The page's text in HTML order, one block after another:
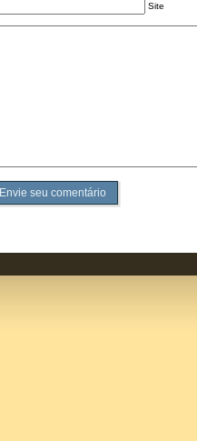
Site
Envie seu comentário